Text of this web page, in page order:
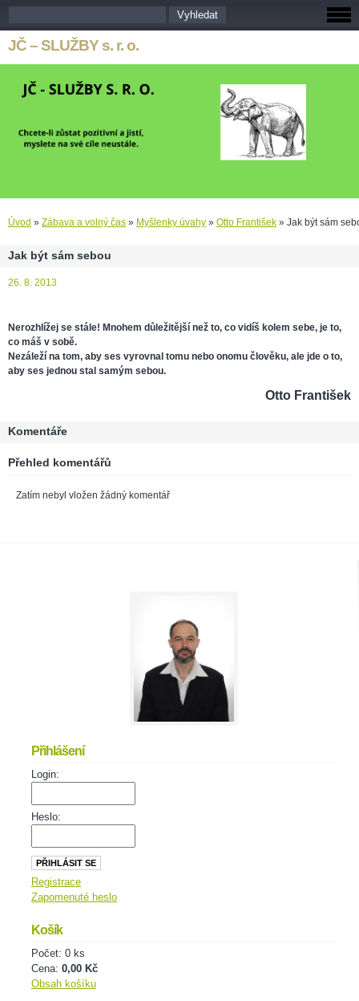
JČ – SLUŽBY s. r. o.
Úvod » Zábava a volný čas » Myšlenky úvahy » Otto František » Jak být sám
Jak být sám sebou
26. 8. 2013
Nerozhlížej se stále! Mnohem důležitější než to, co vidíš kolem sebe, je to,
co máš v sobě.
Nezáleží na tom, aby ses vyrovnal tomu nebo onomu člověku, ale jde o to,
aby ses jednou stal samým sebou.
Otto František
Komentáře
Přehled komentářů
Zatím nebyl vložen žádný komentář
Přihlášení
Login:
Heslo:
Registrace
Zapomenuté heslo
Košík
Počet: 0 ks
Cena: 0,00 Kč
Obsah košíku